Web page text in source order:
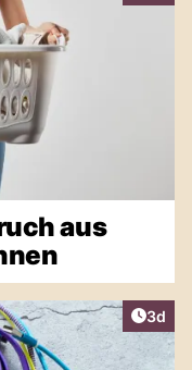
aus
3d